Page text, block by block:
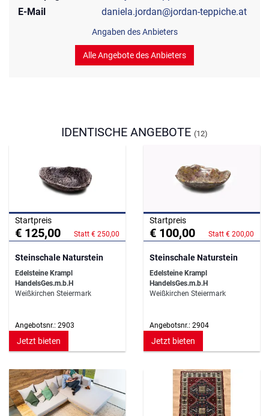
E-Mail
daniela.jordan@jordan-teppiche.at
Angaben des Anbieters
Alle Angebote des Anbieters
IDENTISCHE ANGEBOTE (12)
Startpreis
€ 125,00 Statt € 250,00
Steinschale Naturstein
Edelsteine Krampl
HandelsGes.m.b.H
Weißkirchen Steiermark
Angebotsnr.: 2903
Jetzt bieten
Startpreis
€ 100,00 Statt € 200,00
Steinschale Naturstein
Edelsteine Krampl
HandelsGes.m.b.H
Weißkirchen Steiermark
Angebotsnr.: 2904
Jetzt bieten